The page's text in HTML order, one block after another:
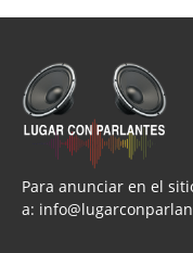
Para anunciar en el
a: